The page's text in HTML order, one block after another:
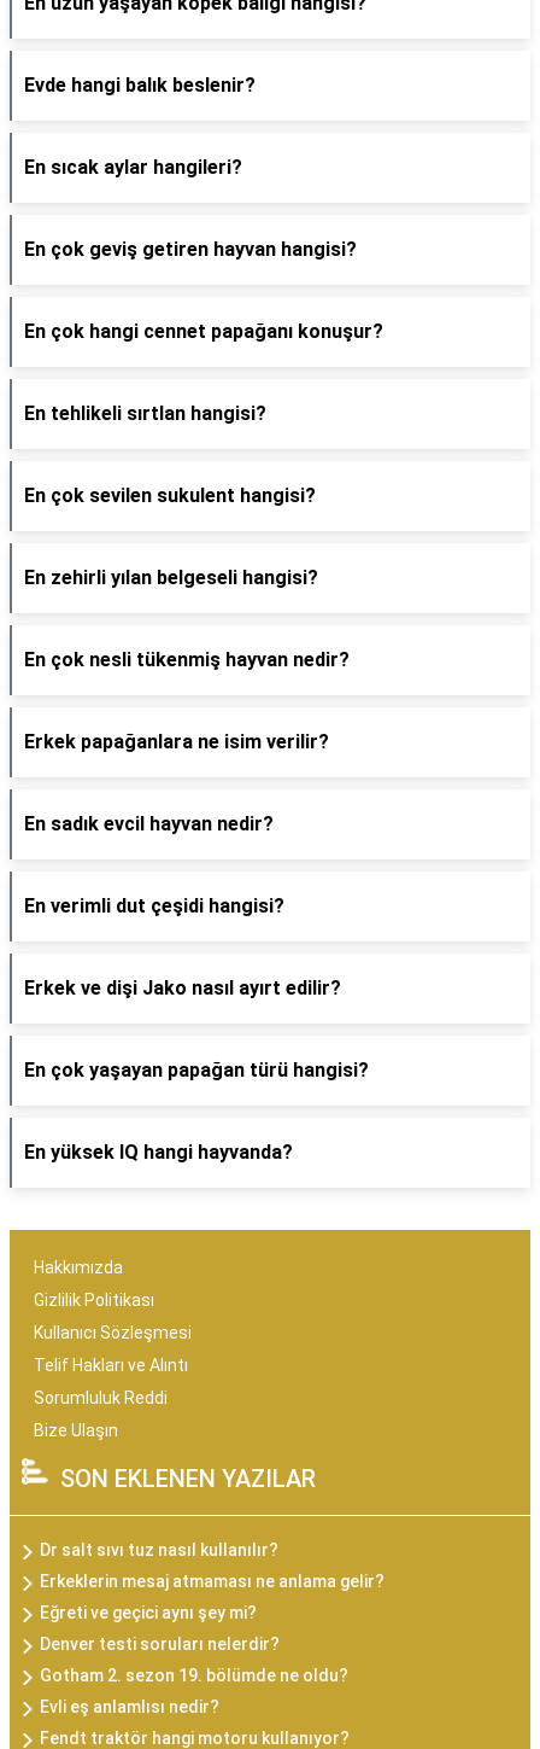
Evde hangi balık beslenir?
En sıcak aylar hangileri?
En çok geviş getiren hayvan hangisi?
En çok hangi cennet papağanı konuşur?
En tehlikeli sırtlan hangisi?
En çok sevilen sukulent hangisi?
En zehirli yılan belgeseli hangisi?
En çok nesli tükenmiş hayvan nedir?
Erkek papağanlara ne isim verilir?
En sadık evcil hayvan nedir?
En verimli dut çeşidi hangisi?
Erkek ve dişi Jako nasıl ayırt edilir?
En çok yaşayan papağan türü hangisi?
En yüksek IQ hangi hayvanda?
Hakkımızda
Gizlilik Politikası
Kullanıcı Sözleşmesi
Telif Hakları ve Alıntı
Sorumluluk Reddi
Bize Ulaşın
SON EKLENEN YAZILAR
Dr salt sıvı tuz nasıl kullanılır?
Erkeklerin mesaj atmaması ne anlama gelir?
Eğreti ve geçici aynı şey mi?
Denver testi soruları nelerdir?
Gotham 2. sezon 19. bölümde ne oldu?
Evli eş anlamlısı nedir?
Fendt traktör hangi motoru kullanıyor?